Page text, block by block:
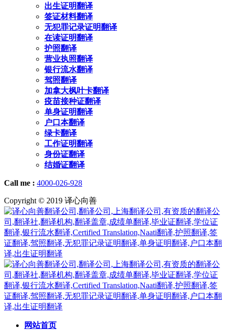
出生证明翻译
签证材料翻译
无犯罪记录证明翻译
在读证明翻译
护照翻译
营业执照翻译
银行流水翻译
驾照翻译
加拿大枫叶卡翻译
疫苗接种证翻译
单身证明翻译
户口本翻译
绿卡翻译
工作证明翻译
身份证翻译
结婚证翻译
Call me : 4000-026-928
Copyright © 2019 译心向善
网站首页